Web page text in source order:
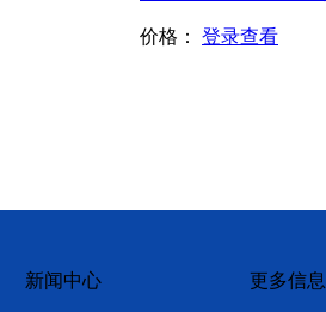
价格： 登录查看
新闻中心 更多信息